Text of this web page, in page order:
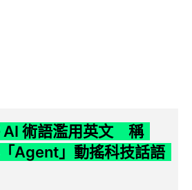
AI 術語濫用英文 稱
Agent」動搖科技話語